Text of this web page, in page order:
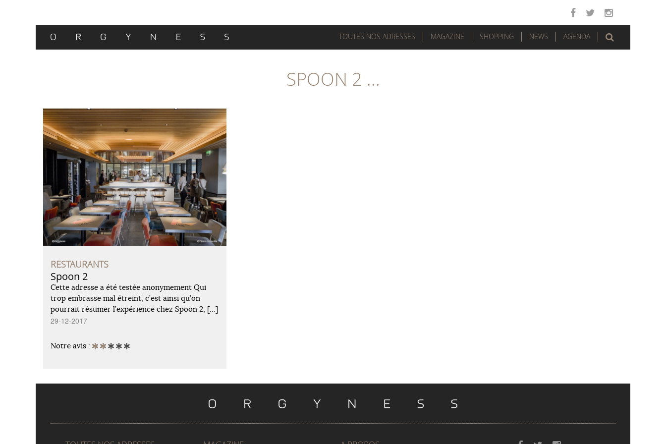
TOUTES NOS ADRESSES MAGAZINE SHOPPING NEWS AGENDA
SPOON 2 ...
RESTAURANTS
Spoon 2
Cette adresse a été testée anonymement Qui
trop embrasse mal étreint, c’est ainsi qu’on
pourrait résumer l’expérience chez Spoon 2, […]
29-12-2017
Notre avis :